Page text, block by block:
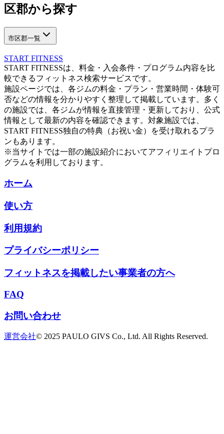
区郡から探す
市区郡一覧
START FITNESS
START FITNESSは、料金・入会条件・プログラム内容を比
較できるフィットネス検索サービスです。
施設ページでは、各ジムの料金・プラン・営業時間・体験可
否などの情報を分かりやすく整理して掲載しています。多く
の施設では、各ジムが情報を直接管理・更新しており、公式
情報として最新の内容を確認できます。対象施設では、
START FITNESS独自の特典（お祝い金）を受け取れるプラ
ンもあります。
※当サイトでは一部の施設紹介においてアフィリエイトプロ
グラムを利用しております。
ホーム
使い方
利用規約
プライバシーポリシー
フィットネスを掲載したい事業者の方へ
FAQ
お問い合わせ
運営会社© 2025 PAULO GIVS Co., Ltd. All Rights Reserved.